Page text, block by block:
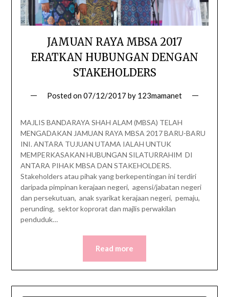
JAMUAN RAYA MBSA 2017
ERATKAN HUBUNGAN DENGAN
STAKEHOLDERS
Posted on07/12/2017 by 123mamanet
MAJLIS BANDARAYA SHAH ALAM (MBSA) TELAH
MENGADAKAN JAMUAN RAYA MBSA 2017 BARU-BARU
INI. ANTARA TUJUAN UTAMA IALAH UNTUK
MEMPERKASAKAN HUBUNGAN SILATURRAHIM DI
ANTARA PIHAK MBSA DAN STAKEHOLDERS.
Stakeholders atau pihak yang berkepentingan ini terdiri
daripada pimpinan kerajaan negeri, agensi/jabatan negeri
dan persekutuan, anak syarikat kerajaan negeri, pemaju,
perunding, sektor koprorat dan majlis perwakilan
penduduk…
Read more